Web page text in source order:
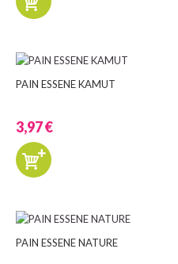
PAIN ESSENE KAMUT
3,97 €
PAIN ESSENE NATURE